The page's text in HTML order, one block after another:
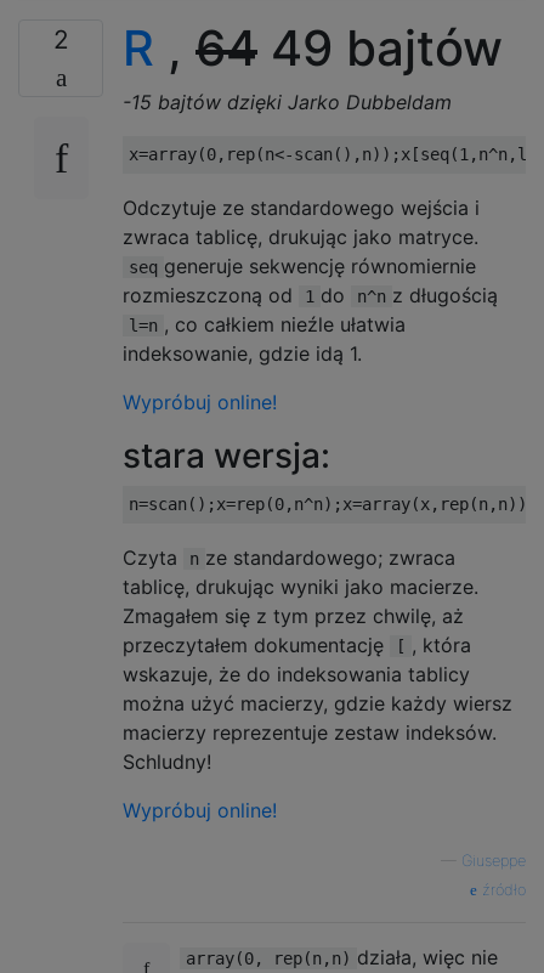
2 R , 64 49 bajtów
-15 bajtów dzięki Jarko Dubbeldam
Odczytuje ze standardowego wejścia i
zwraca tablicę, drukując jako matryce.
seq generuje sekwencję równomiernie
rozmieszczoną od
1 do n^n z długością
l=n , co całkiem nieźle ułatwia
indeksowanie, gdzie idą 1.
Wypróbuj online!
stara wersja:
n=scan (); x=rep(0, n^n); x=array(x, rep(n , n));
Czyta n ze standardowego; zwraca
tablicę, drukując wyniki jako macierze.
Zmagałem się z tym przez chwilę, aż
przeczytałem dokumentację
[ , która
wskazuje, że do indeksowania tablicy
można użyć macierzy, gdzie każdy wiersz
macierzy reprezentuje zestaw indeksów.
Schludny!
Wypróbuj online!
Giuseppe
źródło
array(0, rep(n,n) działa, więc nie